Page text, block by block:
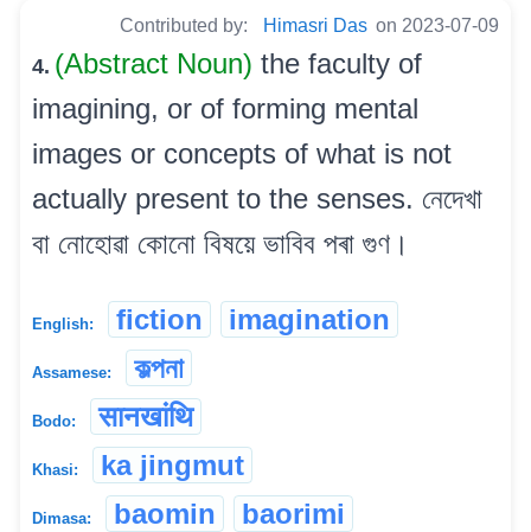
Contributed by: Himasri Das on 2023-07-09
4. (Abstract Noun) the faculty of
imagining, or of forming mental
images or concepts of what is not
actually present to the senses. নেদেখা
বা নোহোৱা কোনো বিষয়ে ভাবিব পৰা গুণ।
English: fiction imagination
Assamese: কল্পনা
Bodo: सानखांथि
Khasi: ka jingmut
Dimasa: baomin baorimi